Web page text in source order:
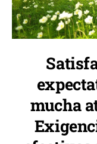
mucha